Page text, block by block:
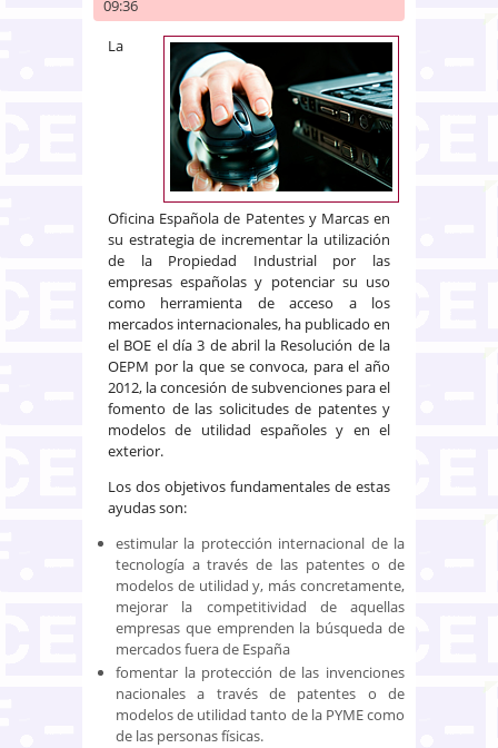
09:36
La
Oficina Española de Patentes y Marcas en
su estrategia de incrementar la utilización
de la Propiedad Industrial por las
empresas españolas y potenciar su uso
como herramienta de acceso a los
mercados internacionales, ha publicado en
el BOE el día 3 de abril la Resolución de la
OEPM por la que se convoca, para el año
2012, la concesión de subvenciones para el
fomento de las solicitudes de patentes y
modelos de utilidad españoles y en el
exterior.
Los dos objetivos fundamentales de estas
ayudas son:
estimular la protección internacional de la
tecnología a través de las patentes o de
modelos de utilidad y, más concretamente,
mejorar la competitividad de aquellas
empresas que emprenden la búsqueda de
mercados fuera de España
fomentar la protección de las invenciones
nacionales a través de patentes o de
modelos de utilidad tanto de la PYME como
de las personas físicas.